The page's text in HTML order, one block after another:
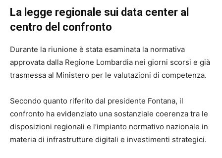
La legge regionale sui data center al
centro del confronto
Durante la riunione è stata esaminata la normativa
approvata dalla Regione Lombardia nei giorni scorsi e già
trasmessa al Ministero per le valutazioni di competenza.
Secondo quanto riferito dal presidente Fontana, il
confronto ha evidenziato una sostanziale coerenza tra le
disposizioni regionali e l’impianto normativo nazionale in
materia di infrastrutture digitali e investimenti strategici.